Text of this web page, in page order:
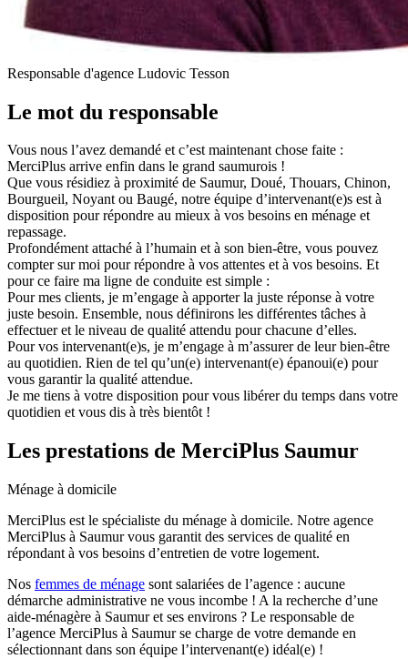
Responsable d'agence Ludovic Tesson
Le mot du responsable
Vous nous l’avez demandé et c’est maintenant chose faite :
MerciPlus arrive enfin dans le grand saumurois !
Que vous résidiez à proximité de Saumur, Doué, Thouars, Chinon,
Bourgueil, Noyant ou Baugé, notre équipe d’intervenant(e)s est à
disposition pour répondre au mieux à vos besoins en ménage et
repassage.
Profondément attaché à l’humain et à son bien-être, vous pouvez
compter sur moi pour répondre à vos attentes et à vos besoins. Et
pour ce faire ma ligne de conduite est simple :
Pour mes clients, je m’engage à apporter la juste réponse à votre
juste besoin. Ensemble, nous définirons les différentes tâches à
effectuer et le niveau de qualité attendu pour chacune d’elles.
Pour vos intervenant(e)s, je m’engage à m’assurer de leur bien-être
au quotidien. Rien de tel qu’un(e) intervenant(e) épanoui(e) pour
vous garantir la qualité attendue.
Je me tiens à votre disposition pour vous libérer du temps dans votre
quotidien et vous dis à très bientôt !
Les prestations de MerciPlus Saumur
Ménage à domicile
MerciPlus est le spécialiste du ménage à domicile. Notre agence
MerciPlus à Saumur vous garantit des services de qualité en
répondant à vos besoins d’entretien de votre logement.
Nos femmes de ménage sont salariées de l’agence : aucune
démarche administrative ne vous incombe ! A la recherche d’une
aide-ménagère à Saumur et ses environs ? Le responsable de
l’agence MerciPlus à Saumur se charge de votre demande en
sélectionnant dans son équipe l’intervenant(e) idéal(e) !